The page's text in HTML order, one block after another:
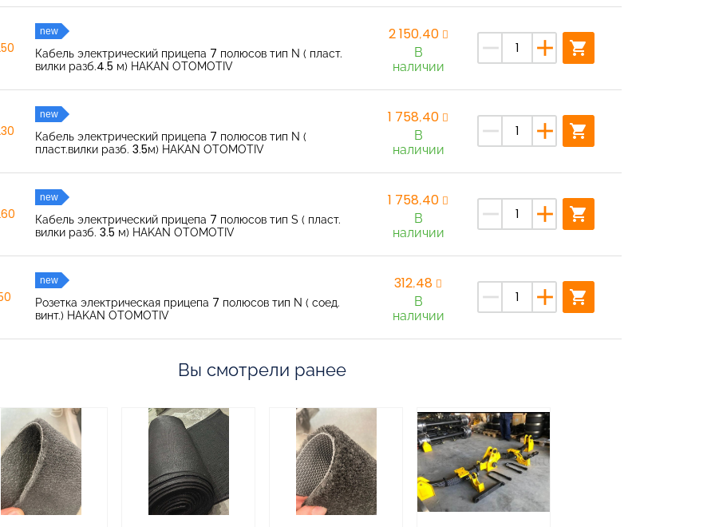
new
Кабель электрический прицепа 7 полюсов тип N ( пласт.
вилки разб.4.5 м) HAKAN OTOMOTIV
2 150,40
В
наличии
remove add shopping_cart
new
Кабель электрический прицепа 7 полюсов тип N (
пласт.вилки разб. 3.5м) HAKAN OTOMOTIV
1 758,40
В
наличии
remove add shopping_cart
new
Кабель электрический прицепа 7 полюсов тип S ( пласт.
вилки разб. 3.5 м) HAKAN OTOMOTIV
1 758,40
В
наличии
remove add shopping_cart
new
Розетка электрическая прицепа 7 полюсов тип N ( соед.
винт.) HAKAN OTOMOTIV
312,48
В
наличии
remove add shopping_cart
Вы смотрели ранее